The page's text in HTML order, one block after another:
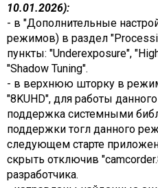
10.01.2026):
- в "Дополнительные
режимов) в раздел
пункты: "Underexposure",
"Shadow Tuning".
- в верхнюю шторку в
"8KUHD", для работы
поддержка системными
поддержки тогл данного
следующем старте
скрыть отключив
разработчика.